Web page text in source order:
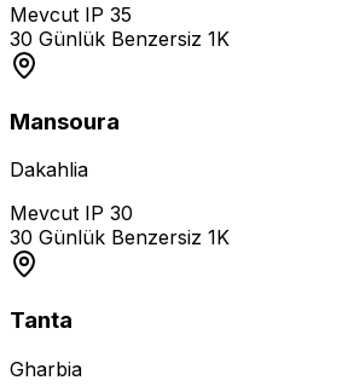
Mevcut IP 35
30 Günlük Benzersiz 1K
Mansoura
Dakahlia
Mevcut IP 30
30 Günlük Benzersiz 1K
Tanta
Gharbia